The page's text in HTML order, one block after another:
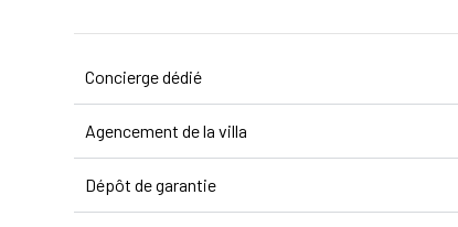
Concierge dédié
Agencement de la villa
Dépôt de garantie